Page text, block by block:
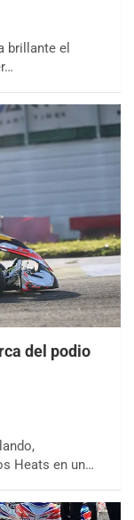
brillante el
del podio
Heats en un…